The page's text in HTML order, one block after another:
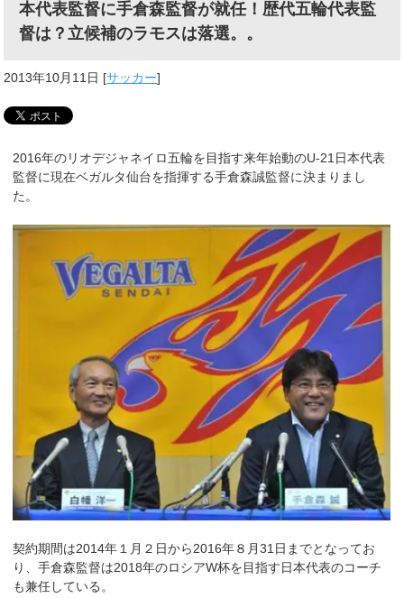
本代表監督に手倉森監督が就任！歴代五輪代表監
督は？立候補のラモスは落選。。
2013年10月11日 [サッカー]
2016年のリオデジャネイロ五輪を目指す来年始動のU-21日本代表
監督に現在ベガルタ仙台を指揮する手倉森誠監督に決まりまし
た。
契約期間は2014年１月２日から2016年８月31日までとなってお
り、手倉森監督は2018年のロシアW杯を目指す日本代表のコーチ
も兼任している。